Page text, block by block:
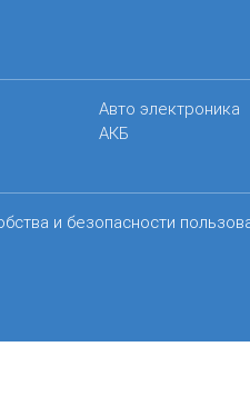
Авто электроника
АКБ
и безопасности